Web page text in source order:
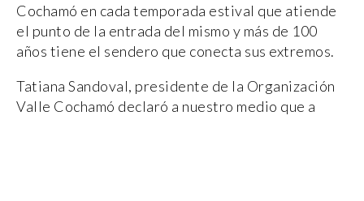
Cochamó en cada temporada estival que atiende
el punto de la entrada del mismo y más de 100
años tiene el sendero que conecta sus extremos.
Tatiana Sandoval, presidente de la Organización
Valle Cochamó declaró a nuestro medio que a